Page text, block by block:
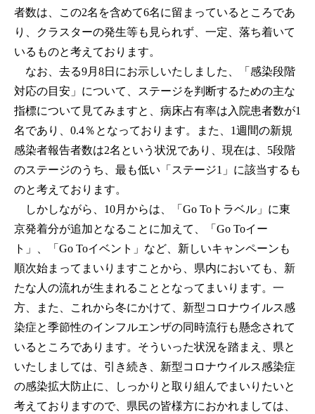
者数は、この2名を含めて6名に留まっているところであ
り、クラスターの発生等も見られず、一定、落ち着いて
いるものと考えております。
なお、去る9月8日にお示しいたしました、「感染段階
対応の目安」について、ステージを判断するための主な
指標について見てみますと、病床占有率は入院患者数が1
名であり、0.4％となっております。また、1週間の新規
感染者報告者数は2名という状況であり、現在は、5段階
のステージのうち、最も低い「ステージ1」に該当するも
のと考えております。
しかしながら、10月からは、「Go Toトラベル」に東
京発着分が追加となることに加えて、「Go Toイー
ト」、「Go Toイベント」など、新しいキャンペーンも
順次始まってまいりますことから、県内においても、新
たな人の流れが生まれることとなってまいります。一
方、また、これから冬にかけて、新型コロナウイルス感
染症と季節性のインフルエンザの同時流行も懸念されて
いるところであります。そういった状況を踏まえ、県と
いたしましては、引き続き、新型コロナウイルス感染症
の感染拡大防止に、しっかりと取り組んでまいりたいと
考えておりますので、県民の皆様方におかれましては、